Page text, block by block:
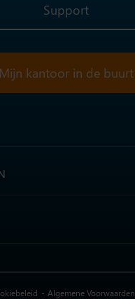
Support
Mijn kantoor in de buurt
Algemene Voorwaarden